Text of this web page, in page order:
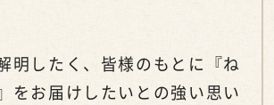
明したく、皆様のもとに『ね
をお届けしたいとの強い思い